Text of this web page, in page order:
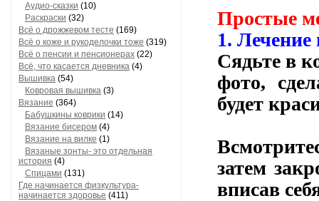
Аудио-сказки (10)
Раскраски (32)
Всё о дрожжевом тесте (169)
Всё о коже и рукоделочки тоже (319)
Всё о пенсии и пенсионерах (22)
Всё, что касается дневника (4)
Вышивка (54)
Ковровая вышивка (3)
Вязание (364)
Бабушкины коврики (14)
Вязание бисером (4)
Вязание на вилке (1)
Вязаные зонты- это отдельная
история (4)
Спицами (131)
Где начинается физкультура-
начинается здоровье (411)
Простые
1.
Сядьте в
фото,
будет
затем
вписав